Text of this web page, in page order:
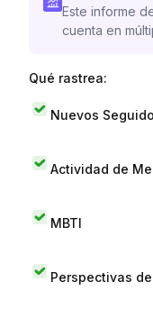
Este informe
cuenta en
Qué rastrea:
Nuevos
Actividad de
MBTI
Perspectivas de